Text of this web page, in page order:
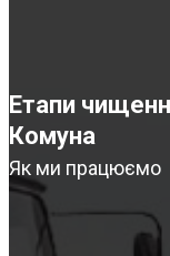
Етапи
Комуна
Як ми працюємо